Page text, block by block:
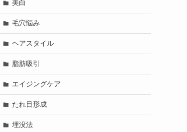
美白
毛穴悩み
ヘアスタイル
脂肪吸引
エイジングケア
たれ目形成
埋没法